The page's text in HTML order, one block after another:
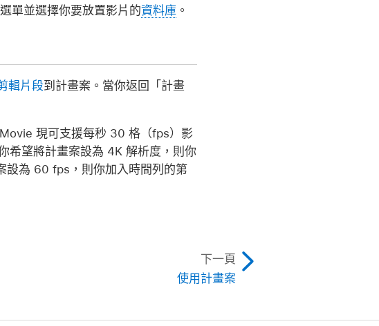
單並選擇你要放置影片的資料庫。
輯片段到計畫案。當你返回「計畫
現可支援每秒 30 格（fps）影
望將計畫案設為 4K 解析度，則你
設為 60 fps，則你加入時間列的第
下一頁
使用計畫案